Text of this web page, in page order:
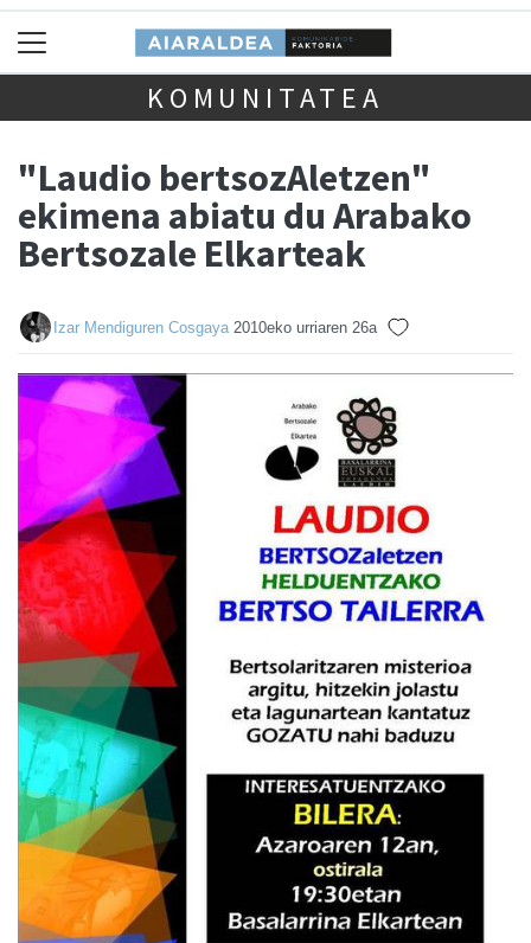
KOMUNITATEA
"Laudio bertsozAletzen"
ekimena abiatu du Arabako
Bertsozale Elkarteak
Izar Mendiguren Cosgaya 2010eko urriaren 26a